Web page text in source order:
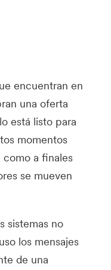
encuentran en
una oferta
está listo para
momentos
como a finales
se mueven
sistemas no
los mensajes
de una